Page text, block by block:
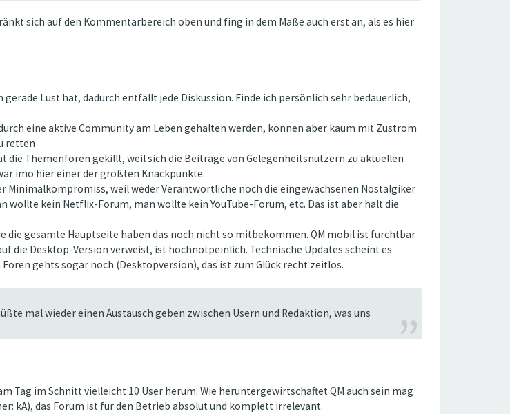
sich auf den Kommentarbereich oben und fing in dem Maße auch erst an, als es hier
Lust hat, dadurch entfällt jede Diskussion. Finde ich persönlich sehr bedauerlich,
eine aktive Community am Leben gehalten werden, können aber kaum mit Zustrom
retten
Themenforen gekillt, weil sich die Beiträge von Gelegenheitsnutzern zu aktuellen
imo hier einer der größten Knackpunkte.
weil weder Verantwortliche noch die eingewachsenen Nostalgiker
wollte kein Netflix-Forum, man wollte kein YouTube-Forum, etc. Das ist aber halt die
die gesamte Hauptseite haben das noch nicht so mitbekommen. QM mobil ist furchtbar
die Desktop-Version verweist, ist hochnotpeinlich. Technische Updates scheint es
gehts sogar noch (Desktopversion), das ist zum Glück recht zeitlos.
mal wieder einen Austausch geben zwischen Usern und Redaktion, was uns
Tag im Schnitt vielleicht 10 User herum. Wie heruntergewirtschaftet QM auch sein mag
kA), das Forum ist für den Betrieb absolut und komplett irrelevant.